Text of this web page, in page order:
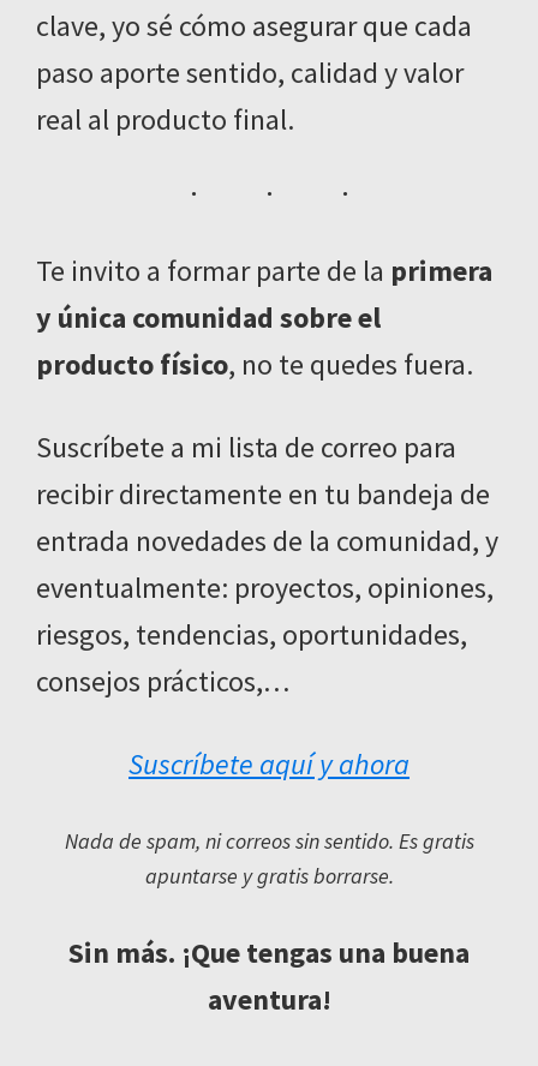
clave, yo sé cómo asegurar que cada
paso aporte sentido, calidad y valor
real al producto final.
Te invito a formar parte de la primera
y única comunidad sobre el
producto físico, no te quedes fuera.
Suscríbete a mi lista de correo para
recibir directamente en tu bandeja de
entrada novedades de la comunidad, y
eventualmente: proyectos, opiniones,
riesgos, tendencias, oportunidades,
consejos prácticos,…
Suscríbete aquí y ahora
Nada de spam, ni correos sin sentido. Es gratis
apuntarse y gratis borrarse.
Sin más. ¡Que tengas una buena
aventura!